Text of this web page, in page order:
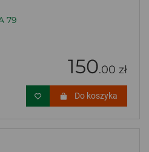
79
150.00 zł
Do koszyka